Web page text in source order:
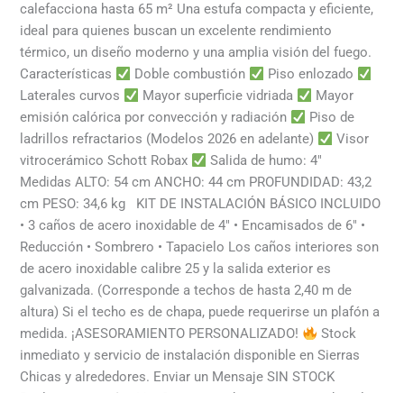
calefacciona hasta 65 m² Una estufa compacta y eficiente,
ideal para quienes buscan un excelente rendimiento
térmico, un diseño moderno y una amplia visión del fuego.
Características
Doble combustión
Piso enlozado
Laterales curvos
Mayor superficie vidriada
Mayor
emisión calórica por convección y radiación
Piso de
ladrillos refractarios (Modelos 2026 en adelante)
Visor
vitrocerámico Schott Robax
Salida de humo: 4″
Medidas ALTO: 54 cm ANCHO: 44 cm PROFUNDIDAD: 43,2
cm PESO: 34,6 kg KIT DE INSTALACIÓN BÁSICO INCLUIDO
• 3 caños de acero inoxidable de 4″ • Encamisados de 6″ •
Reducción • Sombrero • Tapacielo Los caños interiores son
de acero inoxidable calibre 25 y la salida exterior es
galvanizada. (Corresponde a techos de hasta 2,40 m de
altura) Si el techo es de chapa, puede requerirse un plafón a
medida. ¡ASESORAMIENTO PERSONALIZADO!
Stock
inmediato y servicio de instalación disponible en Sierras
Chicas y alrededores. Enviar un Mensaje SIN STOCK